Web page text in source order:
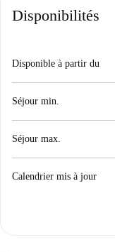
Disponibilités
Disponible à partir du
Séjour min.
Séjour max.
Calendrier mis à jour